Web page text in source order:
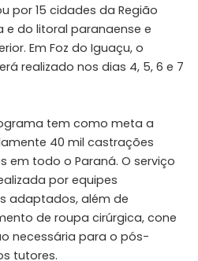
por 15 cidades da Região
e do litoral paranaense e
Em Foz do Iguaçu, o
realizado nos dias 4, 5, 6 e 7
tem como meta a
40 mil castrações
em todo o Paraná. O serviço
por equipes
adaptados, além de
de roupa cirúrgica, cone
necessária para o pós-
tutores.